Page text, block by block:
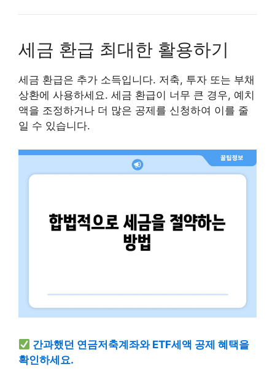
세금 환급 최대한 활용하기
세금 환급은 추가 소득입니다. 저축, 투자 또는 부채
상환에 사용하세요. 세금 환급이 너무 큰 경우, 예치
액을 조정하거나 더 많은 공제를 신청하여 이를 줄
일 수 있습니다.
간과했던 연금저축계좌와 ETF세액 공제 혜택을
확인하세요.